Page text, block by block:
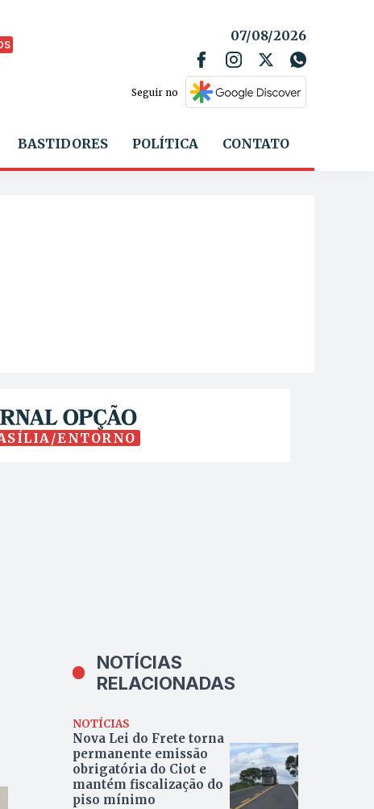
07/08/2026
Seguir no
BASTIDORES POLÍTICA CONTATO
ENTORNO
NOTÍCIAS
RELACIONADAS
NOTÍCIAS
Nova Lei do Frete torna
permanente emissão
obrigatória do Ciot e
mantém fiscalização do
piso mínimo